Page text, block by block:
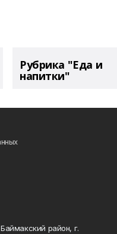
Рубрика "Еда и
напитки"
район, г.